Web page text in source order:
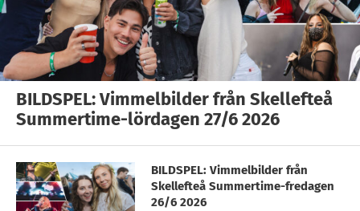
BILDSPEL: Vimmelbilder från Skellefteå
Summertime-lördagen 27/6 2026
BILDSPEL: Vimmelbilder från
Skellefteå Summertime-fredagen
26/6 2026